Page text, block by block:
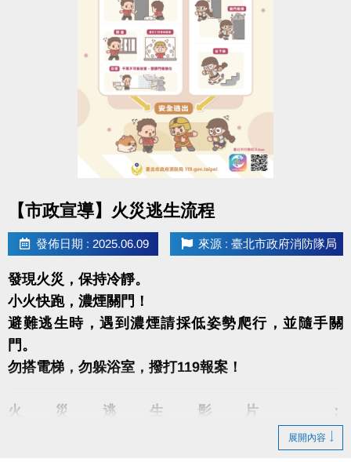
•本中心保有最終解釋權
洽詢(02)2377-0300分機103-104
【市政宣導】火災逃生流程
發佈日期 : 2025.06.09 來源 : 臺北市政府消防隊局
發現火災，保持冷靜。
小火快跑，濃煙關門！
避難逃生時，遇到濃煙請採低姿勢爬行，並隨手關
門。
勿搭電梯，勿躲浴室，撥打119報案！
火災逃生影片 ：
https://www.youtube.com/watch?v=clE9j_XDnso
展開內容